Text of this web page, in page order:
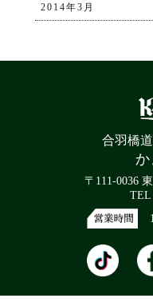
2014年3月
合羽橋
か
〒111-0036
TEL